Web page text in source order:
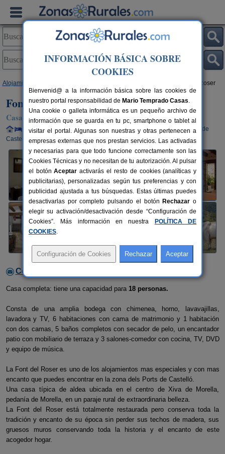
Alojamientos > Font del Roser
Font del Roser
Casa Rural en Morella / Chiva de Morella (Castellón)
Alquiler completo y por habitaciones 2-18+4 plazas
80 km de
Castellón
Contactar con el alojamiento
Casa completa: tiene una capacidad para 18 personas.
Consta de una amplia bodega con chimenea, horno, lavavajillas,
lavadora y TV, 6 habitaciones con cama de matrimonio y 1 habitación
con dos camas, 5 baños completos con secador de pelo, un encantador
patio con mobiliario de terraza y 3 salones-comedor con cocina, TV, DVD
y equipo de música.
La Font del Roser es uno de los alojamientos mas especiales y con mas
encanto que puedes encontrar en la zona dels Ports de Castelló.
Una casa típica de aldea ubicada en el centro de Xiva de Morella,
pedanía de Morella, en un paraje rural de extraordinaria belleza.
La Font del Roser está totalmente restaurada pero conserva toda la
tradición y encanto de su época sin perder sus techos de madera, sus
gruesos muros conservando toda la historia y el encanto de este
acogedor hogar.
INFORMACIÓN BÁSICA SOBRE
COOKIES
Bienvenid@ a la información básica sobre las cookies de
nuestro portal responsabilidad de Mario Temprado Casas.
Una cookie o galleta informática es un pequeño archivo de
información que se guarda en tu pc, smartphone o tablet al
visitar el portal. Algunas son nuestras y otras pertenecen a
empresas externas que nos prestan servicios. Las activadas
y necesarias para que todo funcione correctamente son las
Cookies Técnicas y no necesitan de tu autorización. Al pulsar
el botónAceptar activarás el resto de cookies (analíticas y
publicitarias), personalizadas según tus preferencias y con
publicidad ajustada a tus búsquedas. Estas últimas puedes
desactivarlas por completo pulsando el botón Rechazar o
elegir su activación/desactivación desde “Configuración de
Cookies”. Más información en nuestra
POLÍTICA DE
COOKIES.